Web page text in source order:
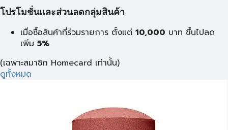
โปรโมชั่นและส่วนลดกลุ่มสินค้า
เมื่อซื้อสินค้าที่ร่วมรายการ ตั้งแต่ 10,000 บาท ขึ้นไปลด
เพิ่ม 5%
(เฉพาะสมาชิก Homecard เท่านั้น)
ดูทั้งหมด